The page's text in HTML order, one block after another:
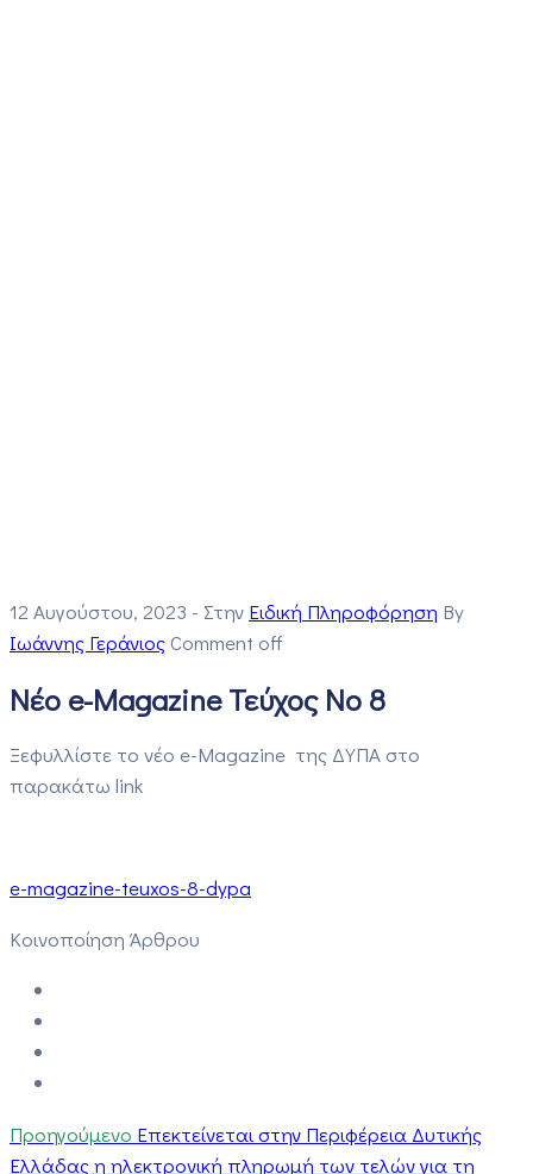
12 Αυγούστου, 2023 - Στην Ειδική Πληροφόρηση By
Ιωάννης ΓεράνιοςComment off
Νέο e-Magazine Τεύχος Νο 8
Ξεφυλλίστε το νέο e-Magazine της ΔΥΠΑ στο
παρακάτω link
e-magazine-teuxos-8-dypa
Κοινοποίηση Άρθρου
Προηγούμενο Επεκτείνεται στην Περιφέρεια Δυτικής
Ελλάδας η ηλεκτρονική πληρωμή των τελών για τη